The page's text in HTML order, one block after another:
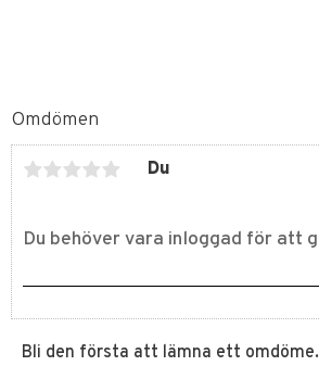
Omdömen
Du
Bli den första att lämna ett omdöme.